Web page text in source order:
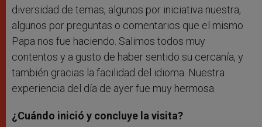
diversidad de temas, algunos por iniciativa nuestra,
algunos por preguntas o comentarios que el mismo
Papa nos fue haciendo. Salimos todos muy
contentos y a gusto de haber sentido su cercanía, y
también gracias la facilidad del idioma. Nuestra
experiencia del día de ayer fue muy hermosa.
¿Cuándo inició y concluye la visita?